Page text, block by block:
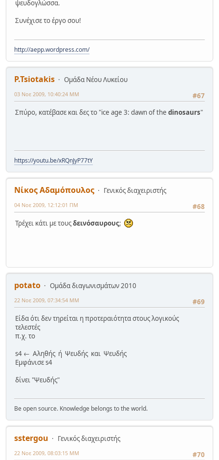
ψευδογλώσσα.
Συνέχισε το έργο σου!
http://aepp.wordpress.com/
P.Tsiotakis
Ομάδα Νέου Λυκείου
#67
03 Νοε 2009, 10:40:24 ΜΜ
Σπύρο, κατέβασε και δες το "ice age 3: dawn of the dinosaurs"
https://youtu.be/xRQnJyP77tY
Νίκος Αδαμόπουλος
Γενικός διαχειριστής
#68
04 Νοε 2009, 12:12:01 ΠΜ
Τρέχει κάτι με τουςδεινόσαυρους;
potato
Ομάδα διαγωνισμάτων 2010
#69
22 Νοε 2009, 07:34:54 ΜΜ
Είδα ότι δεν τηρείται η προτεραιότητα στους λογικούς
τελεστές
π.χ. το
s4 ← Αληθής ή Ψευδής και Ψευδής
Εμφάνισε s4
δίνει "Ψευδής"
Be open source. Knowledge belongs to the world.
sstergou
Γενικός διαχειριστής
#70
22 Νοε 2009, 08:03:15 ΜΜ